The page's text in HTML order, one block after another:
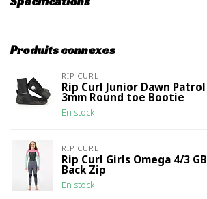
Produits connexes
RIP CURL
Rip Curl Junior Dawn Patrol
3mm Round toe Bootie
En stock
RIP CURL
Rip Curl Girls Omega 4/3 GB
Back Zip
En stock